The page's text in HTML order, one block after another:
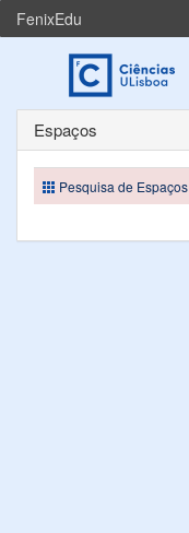
FenixEdu
Espaços
Pesquisa de Espaços